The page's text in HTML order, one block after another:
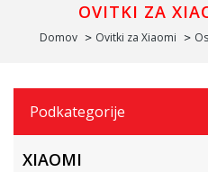
OVITKI ZA
Domov Ovitki za Xiaomi
Podkategorije
XIAOMI